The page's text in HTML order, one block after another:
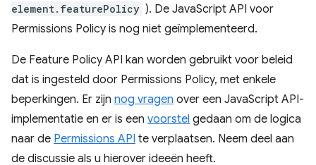
element.featurePolicy ). De JavaScript API voor
Permissions Policy is nog niet geïmplementeerd.
De Feature Policy API kan worden gebruikt voor beleid
dat is ingesteld door Permissions Policy, met enkele
beperkingen. Er zijn nog vragen over een JavaScript API-
implementatie en er is een voorstel gedaan om de logica
naar de Permissions API te verplaatsen. Neem deel aan
de discussie als u hierover ideeën heeft.